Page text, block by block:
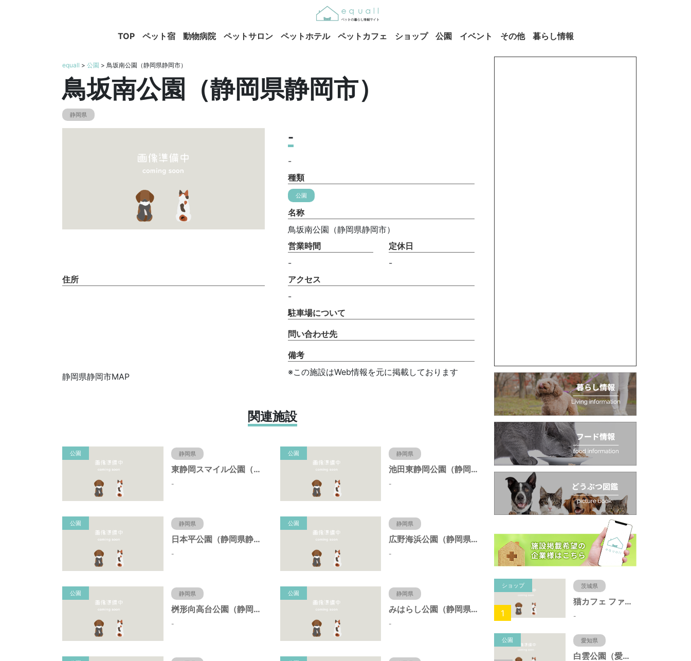
TOP ペット宿 動物病院 ペットサロン ペットホテル ペットカフェ ショップ 公園 イベント その他 暮らし情報
equall > 公園 > 鳥坂南公園（静岡県静岡市）
鳥坂南公園（静岡県静岡市）
静岡県
-
-
種類
公園
名称
鳥坂南公園（静岡県静岡市）
営業時間
-
定休日
-
住所
静岡県静岡市MAP
アクセス
-
駐車場について
問い合わせ先
備考
※この施設はWeb情報を元に掲載しております
関連施設
公園 静岡県
東静岡スマイル公園（静岡県静岡市）
-
公園 静岡県
池田東静岡公園（静岡県静岡市）
-
公園 静岡県
日本平公園（静岡県静岡市）
-
公園 静岡県
広野海浜公園（静岡県静岡市）
-
公園 静岡県
桝形向高台公園（静岡県静岡市）
-
公園 静岡県
みはらし公園（静岡県静岡市）
-
ショップ 茨城県
猫カフェ ファミリーズ
-
1
公園 愛知県
白雲公園（愛知県名古屋市）